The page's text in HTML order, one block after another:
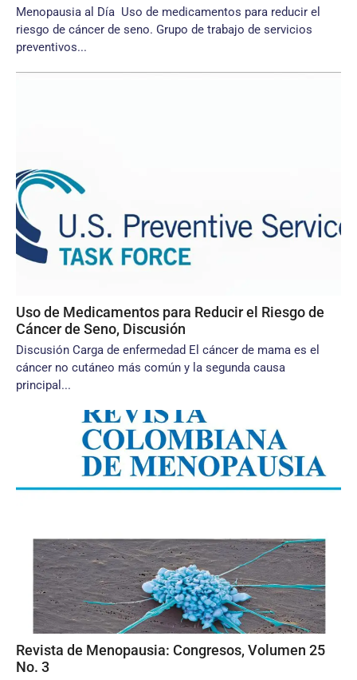
Menopausia al Día Uso de medicamentos para reducir el
riesgo de cáncer de seno. Grupo de trabajo de servicios
preventivos...
Uso de Medicamentos para Reducir el Riesgo de
Cáncer de Seno, Discusión
Discusión Carga de enfermedad El cáncer de mama es el
cáncer no cutáneo más común y la segunda causa
principal...
Revista de Menopausia: Congresos, Volumen 25
No. 3